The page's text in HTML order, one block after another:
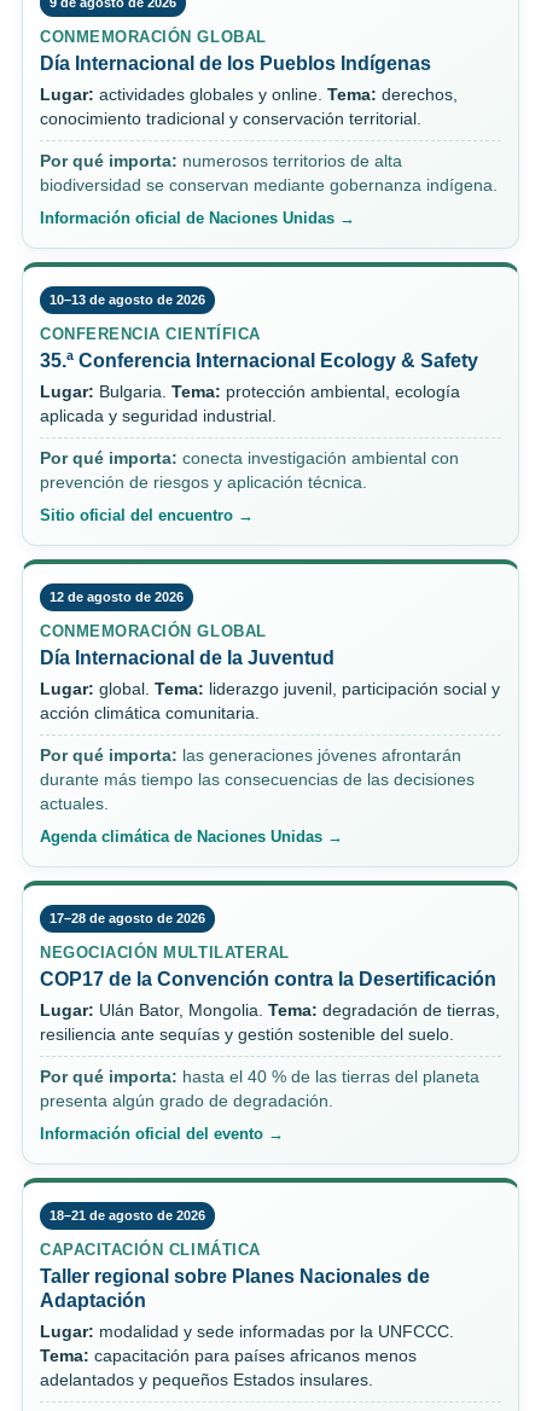
CONMEMORACIÓN GLOBAL
Día Internacional de los Pueblos Indígenas
Lugar: actividades globales y online. Tema: derechos,
conocimiento tradicional y conservación territorial.
Por qué importa: numerosos territorios de alta
biodiversidad se conservan mediante gobernanza indígena.
Información oficial de Naciones Unidas →
10–13 de agosto de 2026
CONFERENCIA CIENTÍFICA
35.ª Conferencia Internacional Ecology & Safety
Lugar: Bulgaria. Tema: protección ambiental, ecología
aplicada y seguridad industrial.
Por qué importa: conecta investigación ambiental con
prevención de riesgos y aplicación técnica.
Sitio oficial del encuentro →
12 de agosto de 2026
CONMEMORACIÓN GLOBAL
Día Internacional de la Juventud
Lugar: global. Tema: liderazgo juvenil, participación social y
acción climática comunitaria.
Por qué importa: las generaciones jóvenes afrontarán
durante más tiempo las consecuencias de las decisiones
actuales.
Agenda climática de Naciones Unidas →
17–28 de agosto de 2026
NEGOCIACIÓN MULTILATERAL
COP17 de la Convención contra la Desertificación
Lugar: Ulán Bator, Mongolia. Tema: degradación de tierras,
resiliencia ante sequías y gestión sostenible del suelo.
Por qué importa: hasta el 40 % de las tierras del planeta
presenta algún grado de degradación.
Información oficial del evento →
18–21 de agosto de 2026
CAPACITACIÓN CLIMÁTICA
Taller regional sobre Planes Nacionales de
Adaptación
Lugar: modalidad y sede informadas por la UNFCCC.
Tema: capacitación para países africanos menos
adelantados y pequeños Estados insulares.